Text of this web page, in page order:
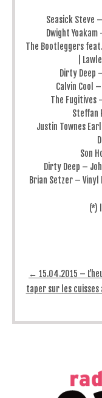
Seasick Steve
Dwight Yoakam
The Bootleggers
|
Dirty Deep
Calvin Cool
The Fugitives
Steffan
Justin Townes
Son
Dirty Deep –
Brian Setzer – Vinyl
(*)
Post navigation
← 15.04.2015 –
taper sur les cuisses